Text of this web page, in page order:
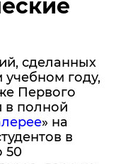
сделанных
году,
Первого
в полной
» на
в
50